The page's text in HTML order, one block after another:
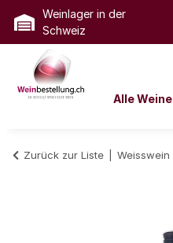
Weinlager in der
Schweiz
Alle Weine
Zurück zur Liste Weisswein